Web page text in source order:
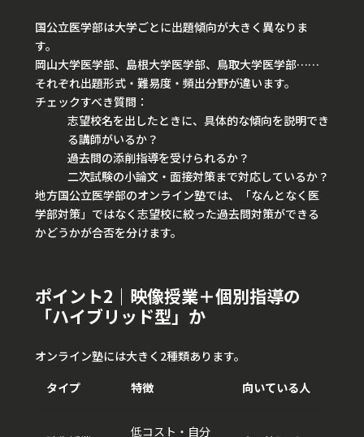
国公立医学部は大学ごとに出題傾向が大きく異なりま
す。
岡山大学医学部、島根大学医学部、鳥取大学医学部……
それぞれ出題形式・難易度・頻出分野が違います。
チェックすべき質問：
志望校名を出したときに、具体的な傾向を説明でき
る講師がいるか？
過去問の添削指導を受けられるか？
二次試験の小論文・面接対策まで対応しているか？
地方国公立医学部のオンライン塾では、「なんとなく医
学部対策」ではなく志望校に絞った過去問対策ができる
かどうかが合否を分けます。
ポイント2｜映像授業＋個別指導の
「ハイブリッド型」か
オンライン塾には大きく2種類あります。
タイプ
特徴 向いている人
低コスト・自分